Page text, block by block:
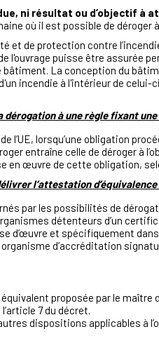
ni résultat ou d’objectif à
où il est possible de déroger
et de protection contre
l'ouvrage puisse être assurée
La conception du
incendie à l'intérieur de
dérogation à une règle fixant
l’UE, lorsqu’une obligation
entraîne celle de déroger à
en œuvre de cette obligation,
l’attestation
par les possibilités de
détenteurs d’un
d’œuvre et spécifiquement
d’accréditation
proposée par le maître
7 du décret.
dispositions applicables à